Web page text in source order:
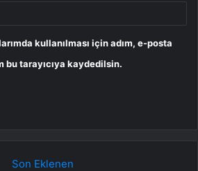
kullanılması için adım, e-posta
bu tarayıcıya kaydedilsin.
Son Eklenen